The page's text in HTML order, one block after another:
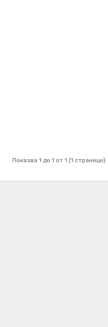
Показва 1 до 1 от 1 (1 страници)